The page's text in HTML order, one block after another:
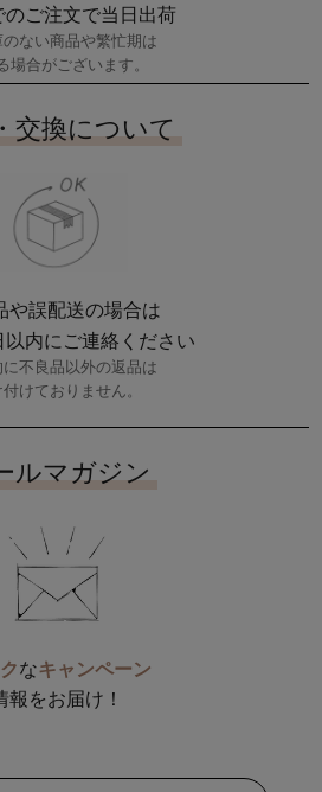
のご注文で当日出荷
ない商品や繁忙期は
場合がございます。
交換について
や誤配送の場合は
以内にご連絡ください
に不良品以外の返品は
けておりません。
ルマガジン
なキャンペーン
報をお届け！